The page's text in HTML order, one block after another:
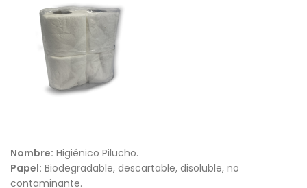
Nombre: Higiénico Pilucho.
Papel: Biodegradable, descartable, disoluble, no
contaminante.